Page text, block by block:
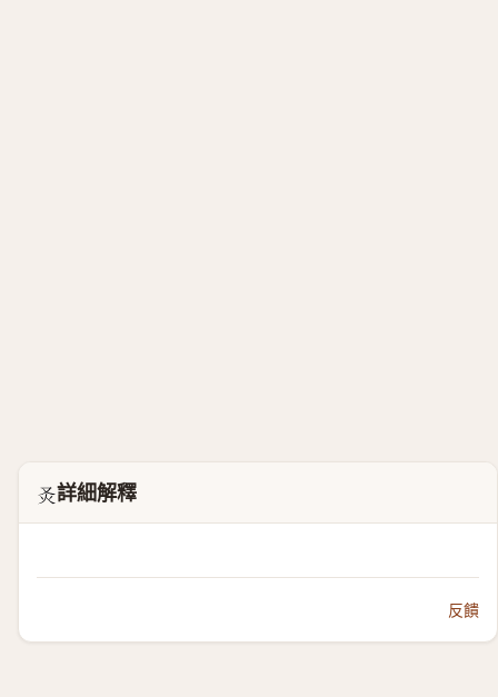
𤆆詳細解釋
反饋